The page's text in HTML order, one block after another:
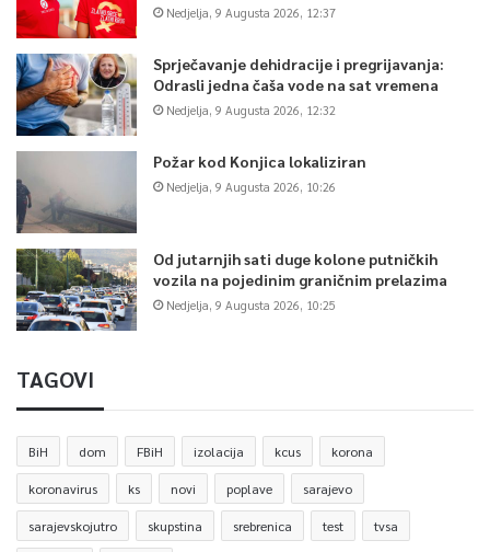
Nedjelja, 9 Augusta 2026, 12:37
Sprječavanje dehidracije i pregrijavanja:
Odrasli jedna čaša vode na sat vremena
Nedjelja, 9 Augusta 2026, 12:32
Požar kod Konjica lokaliziran
Nedjelja, 9 Augusta 2026, 10:26
Od jutarnjih sati duge kolone putničkih
vozila na pojedinim graničnim prelazima
Nedjelja, 9 Augusta 2026, 10:25
TAGOVI
BiH dom FBiH izolacija kcus korona
koronavirus ks novi poplave sarajevo
sarajevskojutro skupstina srebrenica test tvsa